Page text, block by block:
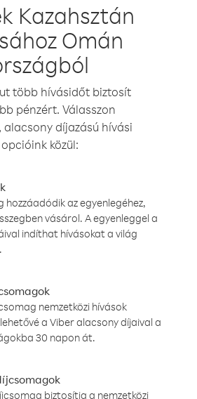
Kazahsztán
Omán
több hívásidőt biztosít
pénzért. Válasszon
alacsony díjazású hívási
opcióink közül:
hozzáadódik az egyenlegéhez,
vásárol. A egyenleggel a
indíthat hívásokat a világ
nemzetközi hívások
a Viber alacsony díjaival a
30 napon át.
biztosítja a nemzetközi